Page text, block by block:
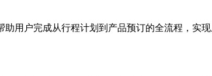
用户完成从行程计划到产品预订的全流程，实